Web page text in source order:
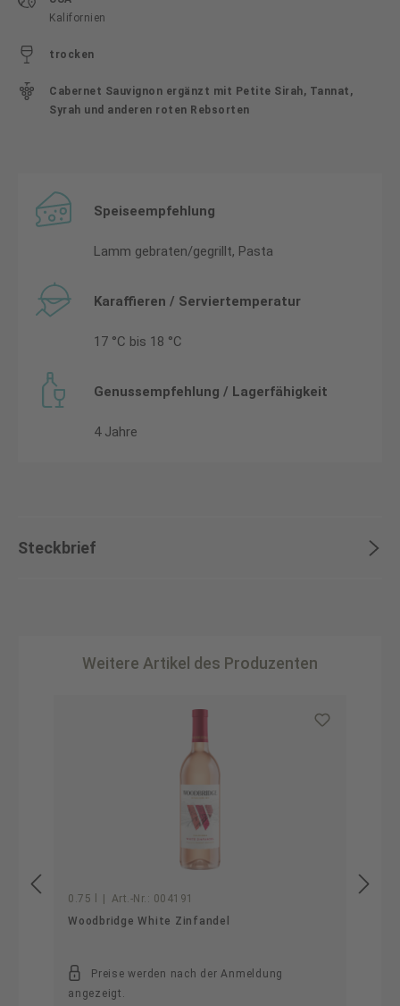
Kalifornien
trocken
Cabernet Sauvignon ergänzt mit Petite Sirah, Tannat,
Syrah und anderen roten Rebsorten
Speiseempfehlung
Lamm gebraten/gegrillt, Pasta
Karaffieren / Serviertemperatur
17 °C bis 18 °C
Genussempfehlung / Lagerfähigkeit
4 Jahre
Steckbrief
Weitere Artikel des Produzenten
0.75 l Art.-Nr.: 004191
Woodbridge White Zinfandel
Preise werden nach der Anmeldung
angezeigt.